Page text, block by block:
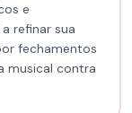
e
refinar sua
fechamentos
musical contra